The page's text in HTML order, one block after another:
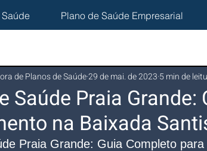
Plano de Saúde Empresarial
Saúde Praia
na Baixada
de Planos de Saúde29 de mai. de 2023 5 min de
Praia Grande: Guia Completo